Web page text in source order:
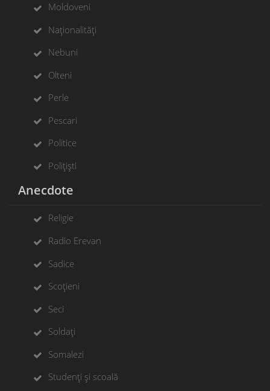
Moldoveni
Naționalități
Nebuni
Olteni
Perle
Pescari
Politice
Polițiști
Anecdote
Religie
Radio Erevan
Sadice
Scoțieni
Seci
Soldați
Somalezi
Studenți și scoală